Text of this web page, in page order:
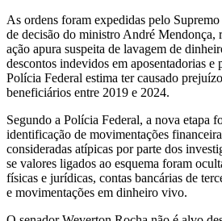
As ordens foram expedidas pelo
de decisão do ministro André Mendonça,
ação apura suspeita de lavagem de
descontos indevidos em aposentadorias e
Polícia Federal estima ter causado
beneficiários entre 2019 e 2024.
Segundo a Polícia Federal, a nova etapa
identificação de movimentações
consideradas atípicas por parte dos
se valores ligados ao esquema foram
físicas e jurídicas, contas bancárias de
e movimentações em dinheiro vivo.